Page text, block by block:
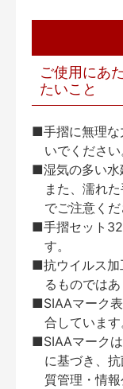
ご使用にあ
たいこと
■手摺に無理な
いでください
■湿気の多い水
また、濡れ
でご注意くだ
■手摺セット
す。
■抗ウイルス加
るものではあ
■SIAAマーク
合しています
■SIAAマーク
に基づき、
質管理・情